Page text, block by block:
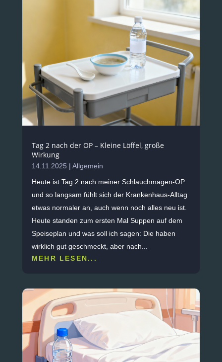
Tag 2 nach der OP – Kleine Löffel, große
Wirkung
14.11.2025 | Allgemein
Heute ist Tag 2 nach meiner Schlauchmagen-OP
und so langsam fühlt sich der Krankenhaus-Alltag
etwas normaler an, auch wenn noch alles neu ist. ​
Heute standen zum ersten Mal Suppen auf dem
Speiseplan und was soll ich sagen: Die haben
wirklich gut geschmeckt, aber nach...
MEHR LESEN...